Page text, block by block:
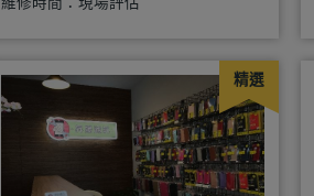
精選